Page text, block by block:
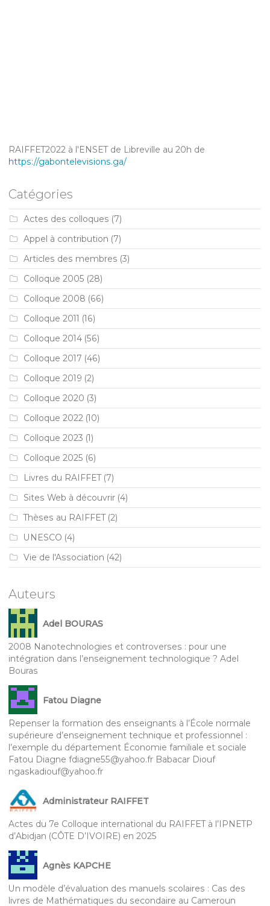
RAIFFET2022 à l'ENSET de Libreville au 20h de
https://gabontelevisions.ga/
Catégories
Actes des colloques (7)
Appel à contribution (7)
Articles des membres (3)
Colloque 2005 (28)
Colloque 2008 (66)
Colloque 2011 (16)
Colloque 2014 (56)
Colloque 2017 (46)
Colloque 2019 (2)
Colloque 2020 (3)
Colloque 2022 (10)
Colloque 2023 (1)
Colloque 2025 (6)
Livres du RAIFFET(7)
Sites Web à découvrir (4)
Thèses au RAIFFET(2)
UNESCO (4)
Vie de l'Association (42)
Auteurs
Adel BOURAS
2008 Nanotechnologies et controverses : pour une
intégration dans l’enseignement technologique ? Adel
Bouras
Fatou Diagne
Repenser la formation des enseignants à l’École normale
supérieure d’enseignement technique et professionnel :
l’exemple du département Économie familiale et sociale
Fatou Diagne fdiagne55@yahoo.fr Babacar Diouf
ngaskadiouf@yahoo.fr
Administrateur RAIFFET
Actes du 7e Colloque international du RAIFFET à l’IPNETP
d’Abidjan (CÔTE D’IVOIRE) en 2025
Agnès KAPCHE
Un modèle d’évaluation des manuels scolaires : Cas des
livres de Mathématiques du secondaire au Cameroun